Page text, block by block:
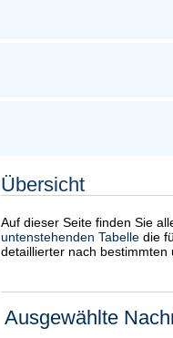
Übersicht
Auf dieser Seite finden Sie
untenstehenden Tabelle die
detaillierter nach bestimmten
Ausgewählte